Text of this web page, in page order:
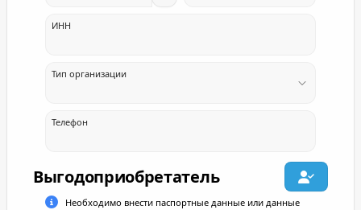
ИНН
Тип организации
Телефон
Выгодоприобретатель
Необходимо внести паспортные данные или данные